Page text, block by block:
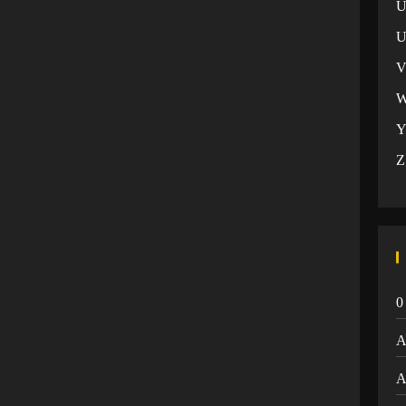
U
V
Y
Z
0
A